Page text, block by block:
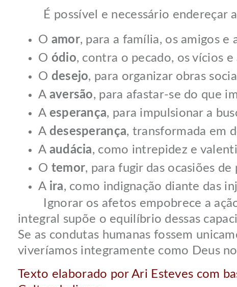
É possível e necessário endereçar
O amor, para a família, os amigos e
O ódio, contra o pecado, os vícios e
O desejo, para organizar obras
A aversão, para afastar-se do que
A esperança, para impulsionar a
A desesperança, transformada em
A audácia, como intrepidez e
O temor, para fugir das ocasiões
A ira, como indignação diante das
Ignorar os afetos empobrece a ação
integral supõe o equilíbrio dessas
Se as condutas humanas fossem
viveríamos integramente como Deus
Texto elaborado por Ari Esteves com